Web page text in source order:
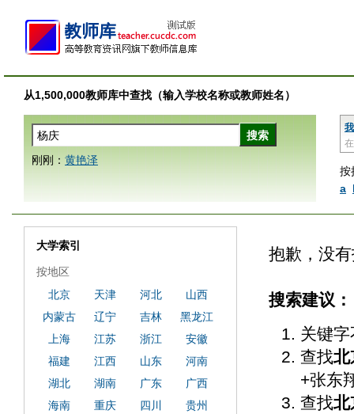
从1,500,000教师库中查找（输入学校名称或教师姓名）
按
a
刚刚： 黄艳泽
抱歉，没
搜索建议：
关键
查找北
+张东
查找北
大学索引
按地区
北京
天津 河北
山西
内蒙古
辽宁 吉林
黑龙江
上海
江苏 浙江
安徽
福建
江西 山东
河南
湖北
湖南 广东
广西
海南
重庆 四川
贵州